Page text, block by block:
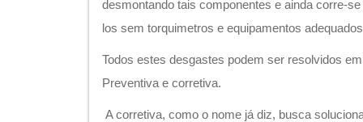
desmontando tais componentes e ainda corre-
los sem torquimetros e equipamentos
Todos estes desgastes podem ser resolvidos
Preventiva e corretiva.
A corretiva, como o nome já diz, busca